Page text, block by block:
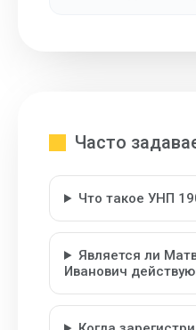
Часто
Что такое УНП
Является ли
Иванович